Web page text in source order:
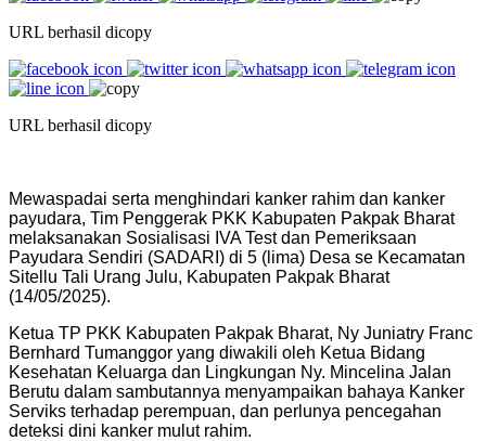
URL berhasil dicopy
URL berhasil dicopy
Mewaspadai serta menghindari kanker rahim dan kanker
payudara, Tim Penggerak PKK Kabupaten Pakpak Bharat
melaksanakan Sosialisasi IVA Test dan Pemeriksaan
Payudara Sendiri (SADARI) di 5 (lima) Desa se Kecamatan
Sitellu Tali Urang Julu, Kabupaten Pakpak Bharat
(14/05/2025).
Ketua TP PKK Kabupaten Pakpak Bharat, Ny Juniatry Franc
Bernhard Tumanggor yang diwakili oleh Ketua Bidang
Kesehatan Keluarga dan Lingkungan Ny. Mincelina Jalan
Berutu dalam sambutannya menyampaikan bahaya Kanker
Serviks terhadap perempuan, dan perlunya pencegahan
deteksi dini kanker mulut rahim.